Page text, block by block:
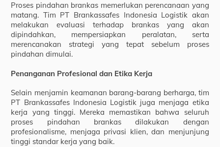
Proses pindahan brankas memerlukan perencanaan yang
matang. Tim PT Brankassafes Indonesia Logistik akan
melakukan evaluasi terhadap brankas yang akan
dipindahkan, mempersiapkan peralatan, serta
merencanakan strategi yang tepat sebelum proses
pindahan dimulai.
Penanganan Profesional dan Etika Kerja
Selain menjamin keamanan barang-barang berharga, tim
PT Brankassafes Indonesia Logistik juga menjaga etika
kerja yang tinggi. Mereka memastikan bahwa seluruh
proses pindahan brankas dilakukan dengan
profesionalisme, menjaga privasi klien, dan menjunjung
tinggi standar kerja yang baik.